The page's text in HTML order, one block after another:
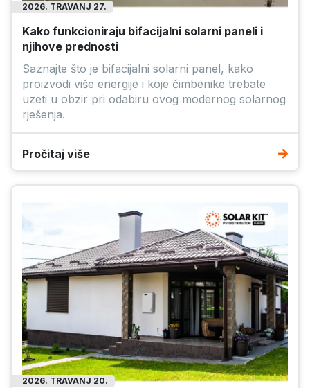
2026. TRAVANJ 27.
Kako funkcioniraju bifacijalni solarni paneli i
njihove prednosti
Saznajte što je bifacijalni solarni panel, kako
proizvodi više energije i koje čimbenike trebate
uzeti u obzir pri odabiru ovog modernog solarnog
rješenja.
Pročitaj više
2026. TRAVANJ 20.